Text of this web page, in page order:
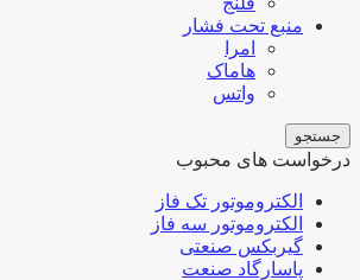
منبع تحت فشار
امرا
هاماک
واتس
جستجو
درخواست های محبوب
الکتروموتور تک فاز
الکتروموتور سه فاز
گیربکس صنعتی
پاسارگاد صنعت